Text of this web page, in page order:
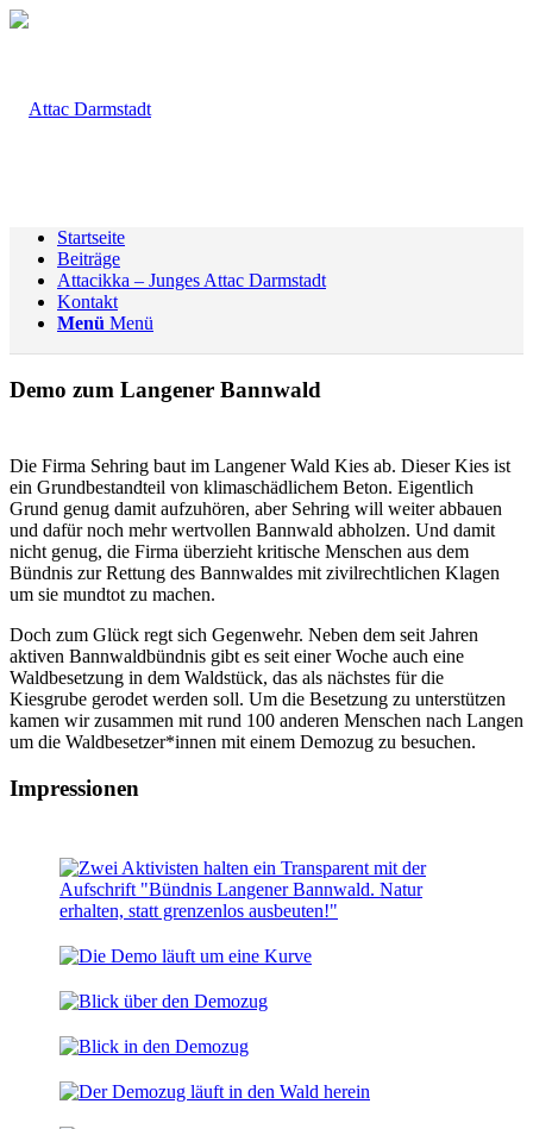
Startseite
Beiträge
Attacikka – Junges Attac Darmstadt
Kontakt
Menü Menü
Demo zum Langener Bannwald
Die Firma Sehring baut im Langener Wald Kies ab. Dieser Kies ist
ein Grundbestandteil von klimaschädlichem Beton. Eigentlich
Grund genug damit aufzuhören, aber Sehring will weiter abbauen
und dafür noch mehr wertvollen Bannwald abholzen. Und damit
nicht genug, die Firma überzieht kritische Menschen aus dem
Bündnis zur Rettung des Bannwaldes mit zivilrechtlichen Klagen
um sie mundtot zu machen.
Doch zum Glück regt sich Gegenwehr. Neben dem seit Jahren
aktiven Bannwaldbündnis gibt es seit einer Woche auch eine
Waldbesetzung in dem Waldstück, das als nächstes für die
Kiesgrube gerodet werden soll. Um die Besetzung zu unterstützen
kamen wir zusammen mit rund 100 anderen Menschen nach Langen
um die Waldbesetzer*innen mit einem Demozug zu besuchen.
Impressionen